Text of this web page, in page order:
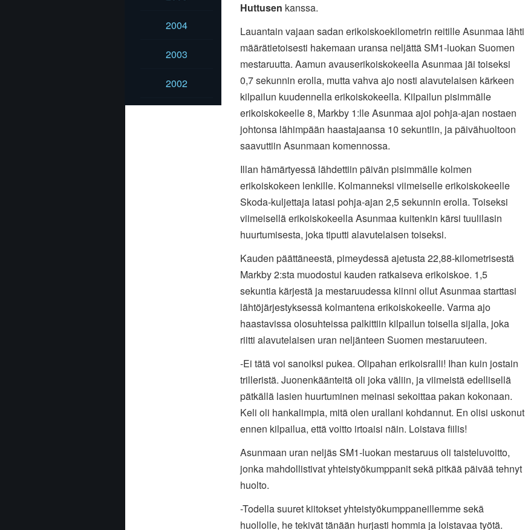
2004
2003
2002
Huttusen kanssa.
Lauantain vajaan sadan erikoiskoekilometrin reitille Asunmaa lähti
määrätietoisesti hakemaan uransa neljättä SM1-luokan Suomen
mestaruutta. Aamun avauserikoiskokeella Asunmaa jäi toiseksi
0,7 sekunnin erolla, mutta vahva ajo nosti alavutelaisen kärkeen
kilpailun kuudennella erikoiskokeella. Kilpailun pisimmälle
erikoiskokeelle 8, Markby 1:lle Asunmaa ajoi pohja-ajan nostaen
johtonsa lähimpään haastajaansa 10 sekuntiin, ja päivähuoltoon
saavuttiin Asunmaan komennossa.
Illan hämärtyessä lähdettiin päivän pisimmälle kolmen
erikoiskokeen lenkille. Kolmanneksi viimeiselle erikoiskokeelle
Skoda-kuljettaja latasi pohja-ajan 2,5 sekunnin erolla. Toiseksi
viimeisellä erikoiskokeella Asunmaa kuitenkin kärsi tuulilasin
huurtumisesta, joka tiputti alavutelaisen toiseksi.
Kauden päättäneestä, pimeydessä ajetusta 22,88-kilometrisestä
Markby 2:sta muodostui kauden ratkaiseva erikoiskoe. 1,5
sekuntia kärjestä ja mestaruudessa kiinni ollut Asunmaa starttasi
lähtöjärjestyksessä kolmantena erikoiskokeelle. Varma ajo
haastavissa olosuhteissa palkittiin kilpailun toisella sijalla, joka
riitti alavutelaisen uran neljänteen Suomen mestaruuteen.
-Ei tätä voi sanoiksi pukea. Olipahan erikoisralli! Ihan kuin jostain
trilleristä. Juonenkäänteitä oli joka väliin, ja viimeistä edellisellä
pätkällä lasien huurtuminen meinasi sekoittaa pakan kokonaan.
Keli oli hankalimpia, mitä olen urallani kohdannut. En olisi uskonut
ennen kilpailua, että voitto irtoaisi näin. Loistava fiilis!
Asunmaan uran neljäs SM1-luokan mestaruus oli taisteluvoitto,
jonka mahdollistivat yhteistyökumppanit sekä pitkää päivää tehnyt
huolto.
-Todella suuret kiitokset yhteistyökumppaneillemme sekä
huollolle, he tekivät tänään hurjasti hommia ja loistavaa työtä.